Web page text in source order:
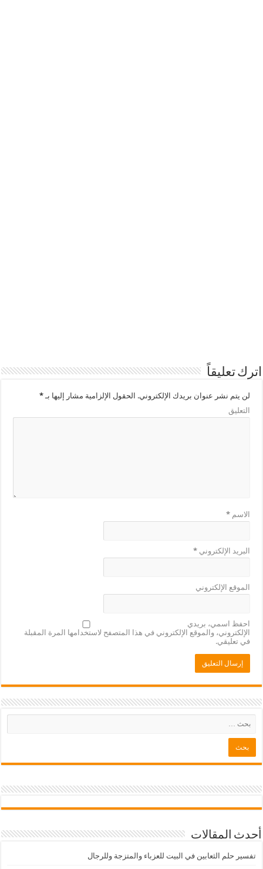
اترك تعليقاً
لن يتم نشر عنوان بريدك الإلكتروني. الحقول الإلزامية مشار إليها بـ*
التعليق
الاسم*
البريد الإلكتروني*
الموقع الإلكتروني
احفظ اسمي، بريدي
الإلكتروني، والموقع الإلكتروني في هذا المتصفح لاستخدامها المرة المقبلة
في تعليقي.
أحدث المقالات
تفسير حلم الثعابين في البيت للعزباء والمتزجة وللرجال